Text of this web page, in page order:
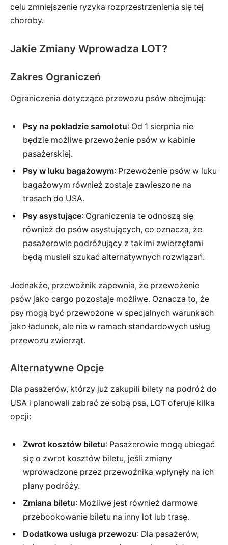
celu zmniejszenie ryzyka rozprzestrzenienia się tej
choroby.
Jakie Zmiany Wprowadza LOT?
Zakres Ograniczeń
Ograniczenia dotyczące przewozu psów obejmują:
Psy na pokładzie samolotu: Od 1 sierpnia nie
będzie możliwe przewożenie psów w kabinie
pasażerskiej.
Psy w luku bagażowym: Przewożenie psów w luku
bagażowym również zostaje zawieszone na
trasach do USA.
Psy asystujące: Ograniczenia te odnoszą się
również do psów asystujących, co oznacza, że
pasażerowie podróżujący z takimi zwierzętami
będą musieli szukać alternatywnych rozwiązań.
Jednakże, przewoźnik zapewnia, że przewożenie
psów jako cargo pozostaje możliwe. Oznacza to, że
psy mogą być przewożone w specjalnych warunkach
jako ładunek, ale nie w ramach standardowych usług
przewozu zwierząt.
Alternatywne Opcje
Dla pasażerów, którzy już zakupili bilety na podróż do
USA i planowali zabrać ze sobą psa, LOT oferuje kilka
opcji:
Zwrot kosztów biletu: Pasażerowie mogą ubiegać
się o zwrot kosztów biletu, jeśli zmiany
wprowadzone przez przewoźnika wpłynęły na ich
plany podróży.
Zmiana biletu: Możliwe jest również darmowe
przebookowanie biletu na inny lot lub trasę.
Dodatkowa usługa przewozu: Dla pasażerów,